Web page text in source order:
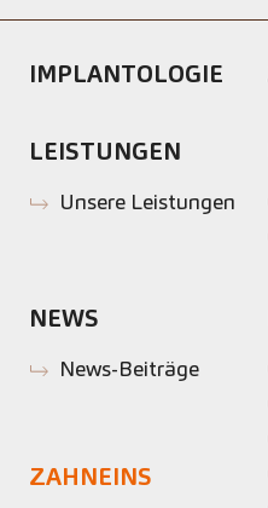
IMPLANTOLOGIE
LEISTUNGEN
Unsere Leistungen
NEWS
News-Beiträge
ZAHNEINS